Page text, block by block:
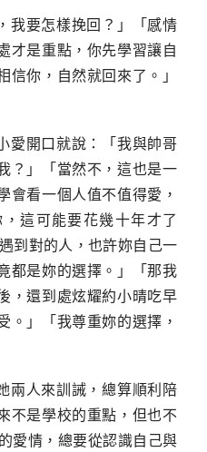
我要怎樣挽回？」「感情
才是重點，你先學習讓自
信你，自然就回來了。」
愛開口就說：「我與帥哥
？」「當然不，這也是一
會看一個人值不值得愛，
這可能要花幾十年才了
對的人，也許妳自己一
都是妳的選擇。」「那我
，還到處炫耀約小晴吃早
。」「我尊重妳的選擇，
兩人來訓誡，總算順利陪
不是學校的重點，但也不
愛情，總要從認識自己與